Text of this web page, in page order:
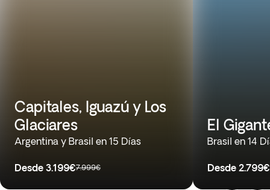
Capitales, Iguazú y Los
Glaciares
Argentina y Brasil en 15 Días
Desde 3.199€7.999€
El
Brasil en 14
Desde 2.799€